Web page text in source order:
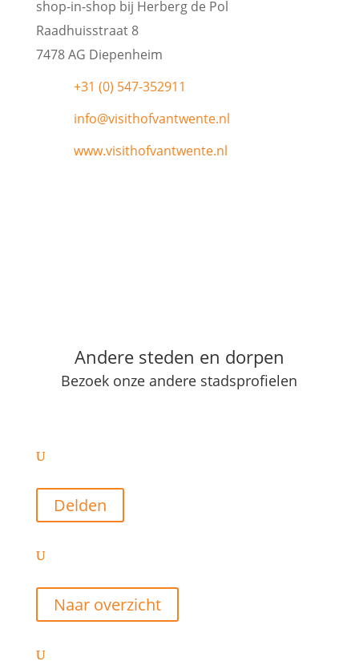
shop-in-shop bij Herberg de Pol
Raadhuisstraat 8
7478 AG Diepenheim
+31 (0) 547-352911
info@visithofvantwente.nl
www.visithofvantwente.nl
Andere steden en dorpen
Bezoek onze andere stadsprofielen
Delden
Naar overzicht